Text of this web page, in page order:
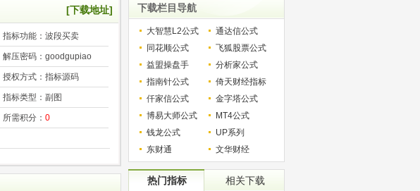
[下载地址]
指标功能： 波段买卖
解压密码： goodgupiao
授权方式： 指标源码
指标类型： 副图
所需积分： 0
下载栏目导航
大智慧L2公式
通达信公式
同花顺公式
飞狐股票公式
益盟操盘手
分析家公式
指南针公式
倚天财经指标
仟家信公式
金字塔公式
博易大师公式
MT4公式
钱龙公式
UP系列
东财通
文华财经
热门指标 相关下载